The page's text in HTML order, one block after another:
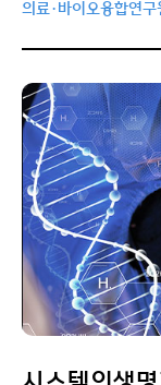
의료·바이오융합연